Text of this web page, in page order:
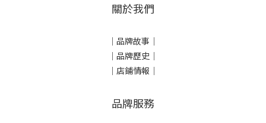
關於我們
｜ 品牌故事 ｜
｜品牌歷史 ｜
｜店鋪情報｜
品牌服務